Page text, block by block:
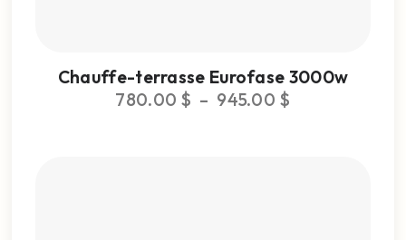
Chauffe-terrasse Eurofase 3000w
780.00 $ – 945.00 $